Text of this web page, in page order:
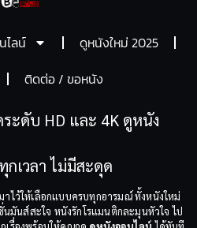
ไลน์
ดูหนังใหม่ 2025
ติดต่อ / ขอหนัง
ะดับ HD และ 4K ดูหนัง
กเวลา ไม่มีสะดุด
ไว้ให้เลือกแบบครบทุกอารมณ์ ทั้งหนังใหม่
มันส์สะใจ หนังรักโรแมนติกละมุนหัวใจ ไป